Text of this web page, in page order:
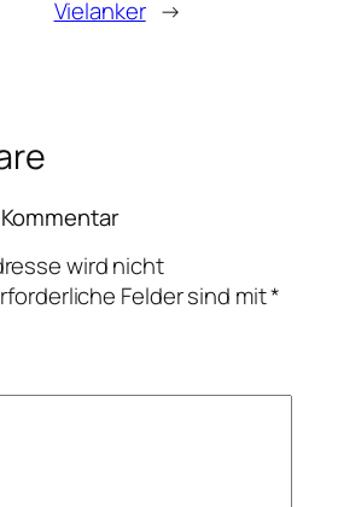
Vielanker →
wird nicht
Felder sind mit*